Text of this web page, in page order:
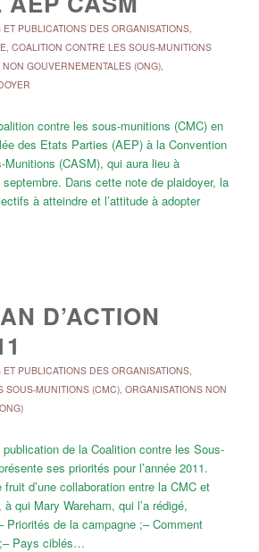
ET PUBLICATIONS DES ORGANISATIONS,
, COALITION CONTRE LES SOUS-MUNITIONS
GOUVERNEMENTALES (ONG),
contre les sous-munitions (CMC) en
des Etats Parties (AEP) à la Convention
(CASM), qui aura lieu à
Dans cette note de plaidoyer, la
à atteindre et l’attitude à adopter
D’ACTION
ET PUBLICATIONS DES ORGANISATIONS,
SOUS-MUNITIONS (CMC), ORGANISATIONS NON
de la Coalition contre les Sous-
ses priorités pour l’année 2011.
d’une collaboration entre la CMC et
qui Mary Wareham, qui l’a rédigé,
Priorités de la campagne ;– Comment
Pays ciblés…